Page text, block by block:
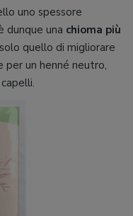
uno spessore
dunque una chioma più
quello di migliorare
per un henné neutro,